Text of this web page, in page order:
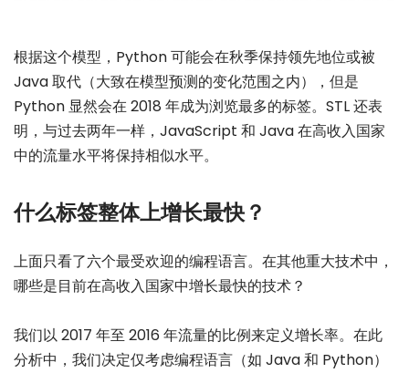
根据这个模型，Python 可能会在秋季保持领先地位或被
Java 取代（大致在模型预测的变化范围之内），但是
Python 显然会在 2018 年成为浏览最多的标签。STL 还表
明，与过去两年一样，JavaScript 和 Java 在高收入国家
中的流量水平将保持相似水平。
什么标签整体上增长最快？
上面只看了六个最受欢迎的编程语言。在其他重大技术中，
哪些是目前在高收入国家中增长最快的技术？
我们以 2017 年至 2016 年流量的比例来定义增长率。在此
分析中，我们决定仅考虑编程语言（如 Java 和 Python）